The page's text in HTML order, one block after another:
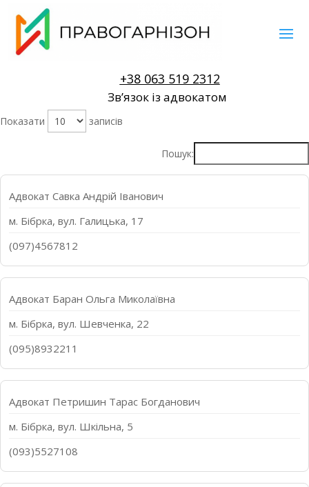
+38 063 519 2312
Звʼязок із адвокатом
Показати записів
Пошук:
Адвокат Савка Андрій Іванович
м. Бібрка, вул. Галицька, 17
(097)4567812
Адвокат Баран Ольга Миколаївна
м. Бібрка, вул. Шевченка, 22
(095)8932211
Адвокат Петришин Тарас Богданович
м. Бібрка, вул. Шкільна, 5
(093)5527108